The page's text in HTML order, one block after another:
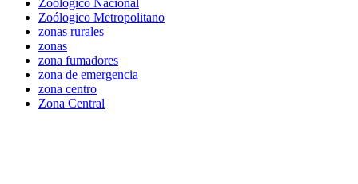
Zoólogico Metropolitano
zonas rurales
zonas
zona fumadores
zona de emergencia
zona centro
Zona Central